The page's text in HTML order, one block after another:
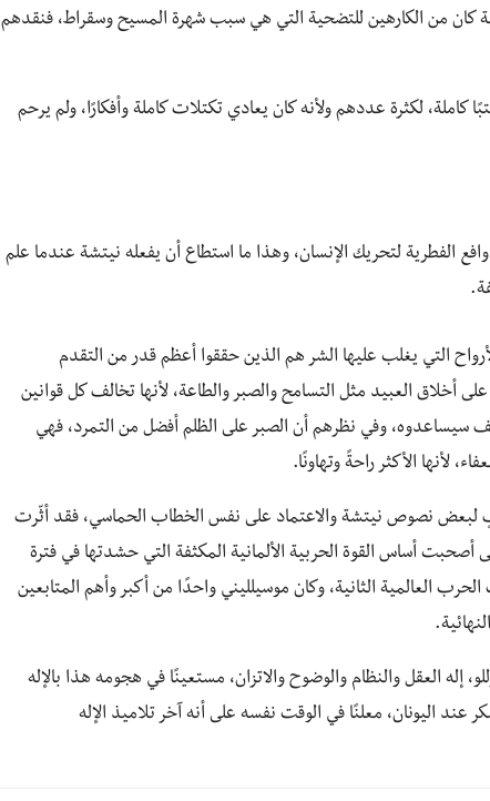
كان من الكارهين للتضحية التي هي سبب شهرة المسيح وسقراط، فنقدهم
كاملة، لكثرة عددهم ولأنه كان يعادي تكتلات كاملة وأفكارًا، ولم يرحم
الفطرية لتحريك الإنسان، وهذا ما استطاع أن يفعله نيتشة عندما علم
التي يغلب عليها الشر هم الذين حققوا أعظم قدر من التقدم
أخلاق العبيد مثل التسامح والصبر والطاعة، لأنها تخالف كل قوانين
وفي نظرهم أن الصبر على الظلم أفضل من التمرد، فهي
لأنها الأكثر راحةً وتهاونًا.
لبعض نصوص نيتشة والاعتماد على نفس الخطاب الحماسي، فقد أثّرت
أصحبت أساس القوة الحربية الألمانية المكثفة التي حشدتها في فترة
العالمية الثانية، وكان موسيلليني واحدًا من أكبر وأهم المتابعين
إله العقل والنظام والوضوح والاتزان، مستعينًا في هجومه هذا بالإله
عند اليونان، معلنًا في الوقت نفسه على أنه آخر تلاميذ الإله